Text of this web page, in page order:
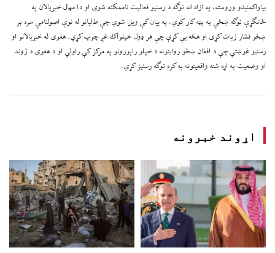
بیاواکمنېدو وروسته، په ازادانه توګه د رسنیو فعالیت ناممکنه شوی او دا مهال خبریالان په
ځانګړې توګه ښځې په پټه کار کوي. په بیان کې ویل شوي چې طالبانو له نوې اصولنامې سره پر
ښځو فشار زیات کړی او هڅه یې کړې چې هر ډول خپلواک غږ چوپ کړي. هغوی له خبریالانو او
رسنیو غوښتي چې د افغان ښځو روایتونه د خپلو راپورونو په مرکز کې راولي او د هغوی د ژوند
او وضعیت په اړه شته واقعیتونه په کره توګه رسنیز کړي.
اړوند خبرونه